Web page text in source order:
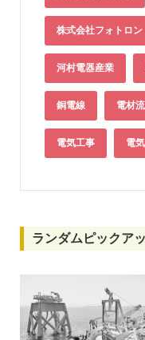
株式会社フォトロン
河村電器産業
銅電線 電材
電気工事 電
ランダムピックア